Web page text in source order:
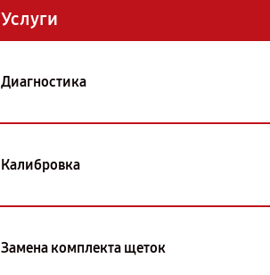
Услуги
Диагностика
Калибровка
Замена комплекта щеток